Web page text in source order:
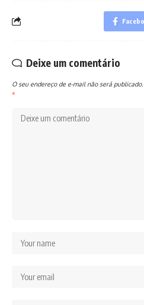
Deixe um comentário
O seu endereço de e-mail não será publicado.
*